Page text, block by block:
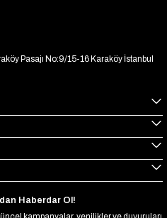
Pasajı No:9/15-16 Karaköy İstanbul
Haberdar Ol!